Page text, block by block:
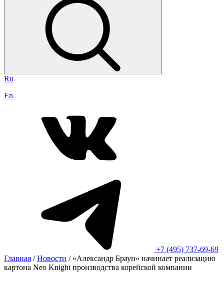
Ru
En
+7 (495) 737-69-69
Главная / Новости / «Александр Браун» начинает реализацию
картона Neo Knight производства корейской компании